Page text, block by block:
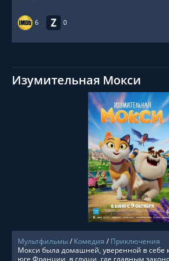
6 0
Изумительная Мокси
СМОТРЕТЬ ОНЛАЙН
Мультфильмы/ Комедия / Приключения
Мокси была домашней, уверенной в себе
юге Франции, в глуши, где главным